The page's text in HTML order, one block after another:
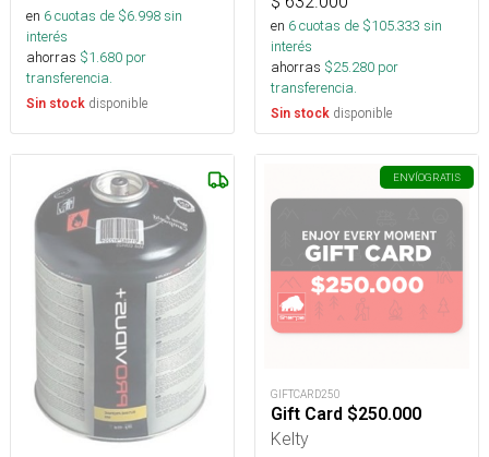
en 6cuotas de $6.998sin
interés
ahorras $1.680 por
transferencia.
Sin stock disponible
en 6cuotas de $105.333 sin
interés
ahorras $25.280 por
transferencia.
Sin stock disponible
ENVÍOGRATIS
GIFTCARD250
Gift Card $250.000
Kelty